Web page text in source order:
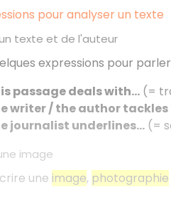
pour analyser un texte
texte et de l'auteur
expressions pour
passage deals with...(=
writer / the author tackles
journalist underlines…(=
image
une image, photographie